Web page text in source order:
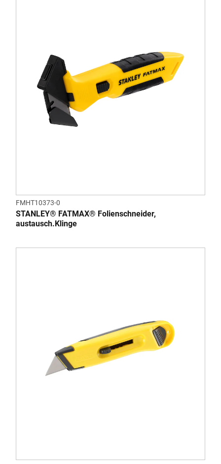
FMHT10373-0
STANLEY® FATMAX® Folienschneider,
austausch.Klinge